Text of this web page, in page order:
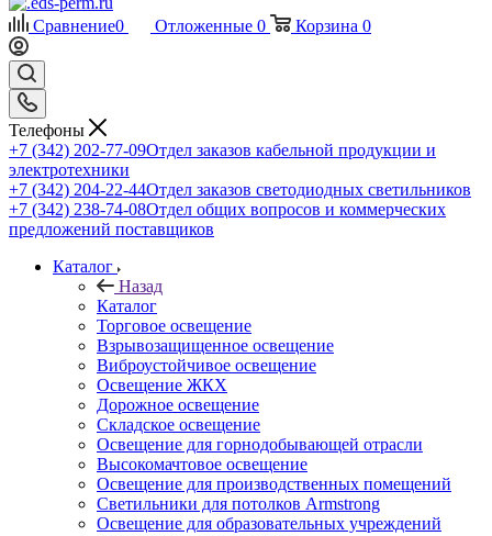
Сравнение0 Отложенные 0 Корзина 0
Телефоны
+7 (342) 202-77-09Отдел заказов кабельной продукции и
электротехники
+7 (342) 204-22-44Отдел заказов светодиодных светильников
+7 (342) 238-74-08Отдел общих вопросов и коммерческих
предложений поставщиков
Каталог
Назад
Каталог
Торговое освещение
Взрывозащищенное освещение
Виброустойчивое освещение
Освещение ЖКХ
Дорожное освещение
Складское освещение
Освещение для горнодобывающей отрасли
Высокомачтовое освещение
Освещение для производственных помещений
Светильники для потолков Armstrong
Освещение для образовательных учреждений